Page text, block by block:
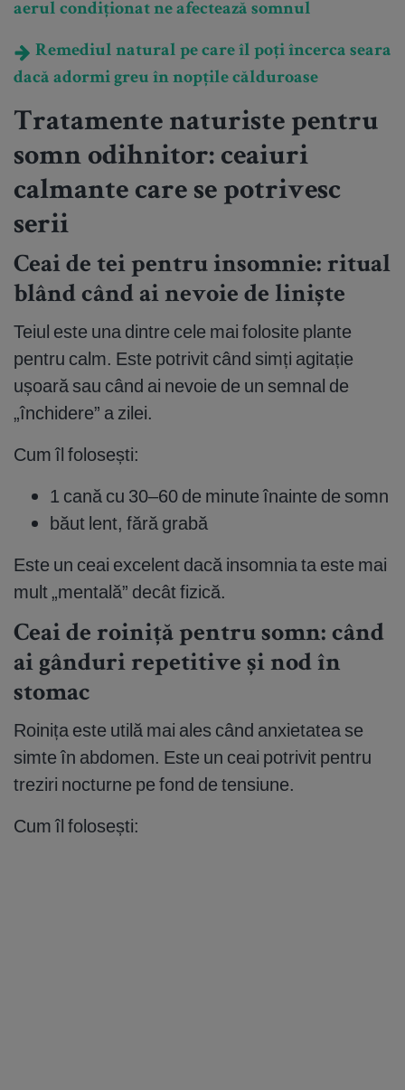
aerul condiționat ne afectează somnul
Remediul natural pe care îl poți încerca seara
dacă adormi greu în nopțile călduroase
Tratamente naturiste pentru
somn odihnitor: ceaiuri
calmante care se potrivesc
serii
Ceai de tei pentru insomnie: ritual
blând când ai nevoie de liniște
Teiul este una dintre cele mai folosite plante
pentru calm. Este potrivit când simți agitație
ușoară sau când ai nevoie de un semnal de
„închidere” a zilei.
Cum îl folosești:
1 cană cu 30–60 de minute înainte de somn
băut lent, fără grabă
Este un ceai excelent dacă insomnia ta este mai
mult „mentală” decât fizică.
Ceai de roiniță pentru somn: când
ai gânduri repetitive și nod în
stomac
Roinița este utilă mai ales când anxietatea se
simte în abdomen. Este un ceai potrivit pentru
treziri nocturne pe fond de tensiune.
Cum îl folosești: